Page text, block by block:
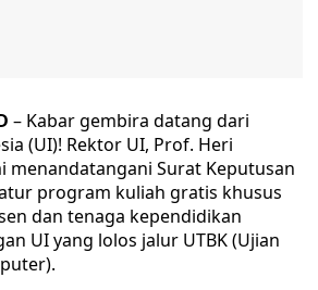
– Kabar gembira datang dari
(UI)! Rektor UI, Prof. Heri
menandatangani Surat Keputusan
program kuliah gratis khusus
dan tenaga kependidikan
UI yang lolos jalur UTBK (Ujian